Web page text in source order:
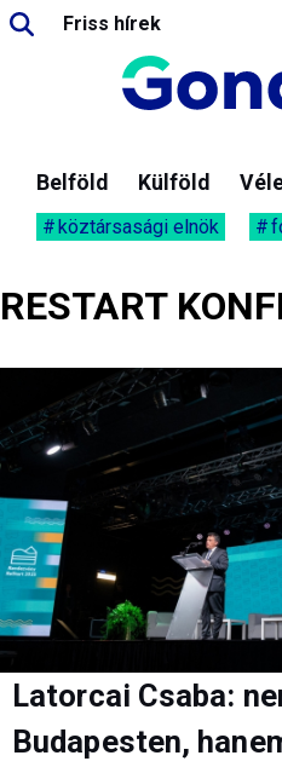
Friss hírek
Belföld Külföld
köztársasági elnök
RESTART
Latorcai Csaba:
Budapesten,